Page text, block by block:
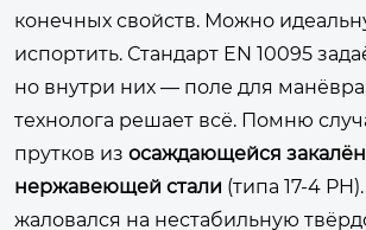
конечных свойств. Можно
испортить. Стандарт EN 10095
но внутри них — поле для
технолога решает всё. Помню
прутков из осаждающейся
нержавеющей стали (типа 17-4
жаловался на нестабильную